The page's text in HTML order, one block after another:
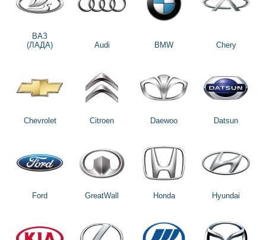
ВАЗ
(ЛАДА)
Audi BMW Chery
Chevrolet Citroen Daewoo Datsun
Ford GreatWall Honda Hyundai